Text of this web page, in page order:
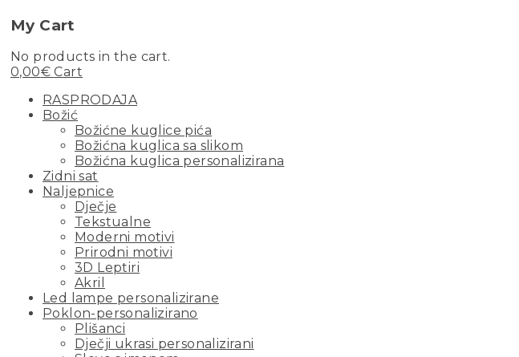
My Cart
No products in the cart.
0,00€ Cart
RASPRODAJA
Božić
Božićne kuglice pića
Božićna kuglica sa slikom
Božićna kuglica personalizirana
Zidni sat
Naljepnice
Dječje
Tekstualne
Moderni motivi
Prirodni motivi
3D Leptiri
Akril
Led lampe personalizirane
Poklon-personalizirano
Plišanci
Dječji ukrasi personalizirani